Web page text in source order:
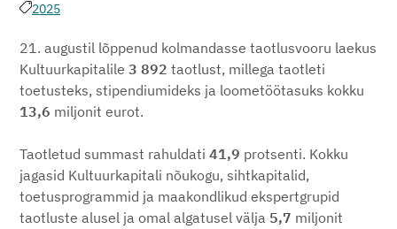
2025
21. augustil lõppenud kolmandasse taotlusvooru laekus
Kultuurkapitalile 3 892 taotlust, millega taotleti
toetusteks, stipendiumideks ja loometöötasuks kokku
13,6 miljonit eurot.
Taotletud summast rahuldati 41,9 protsenti. Kokku
jagasid Kultuurkapitali nõukogu, sihtkapitalid,
toetusprogrammid ja maakondlikud ekspertgrupid
taotluste alusel ja omal algatusel välja 5,7 miljonit